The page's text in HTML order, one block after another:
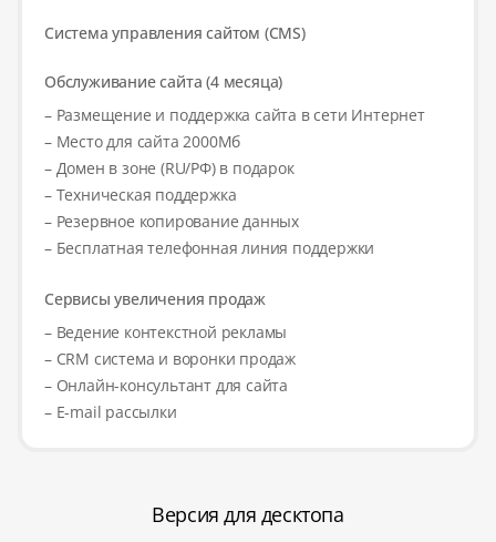
Система управления сайтом (CMS)
Обслуживание сайта (4 месяца)
– Размещение и поддержка сайта в сети Интернет
– Место для сайта 2000Мб
– Домен в зоне (RU/РФ) в подарок
– Техническая поддержка
– Резервное копирование данных
– Бесплатная телефонная линия поддержки
Сервисы увеличения продаж
– Ведение контекстной рекламы
– CRM система и воронки продаж
– Онлайн-консультант для сайта
– E-mail рассылки
Версия для десктопа